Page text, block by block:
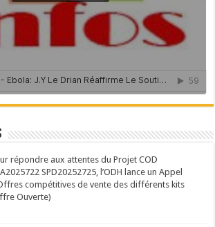
répondre aux attentes du Projet COD
SPD20252725, l’ODH lance un Appel
compétitives de vente des différents kits
Ouverte)